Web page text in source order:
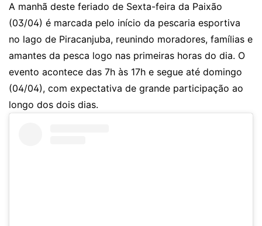
A manhã deste feriado de Sexta-feira da Paixão
(03/04) é marcada pelo início da pescaria esportiva
no lago de Piracanjuba, reunindo moradores, famílias e
amantes da pesca logo nas primeiras horas do dia. O
evento acontece das 7h às 17h e segue até domingo
(04/04), com expectativa de grande participação ao
longo dos dois dias.